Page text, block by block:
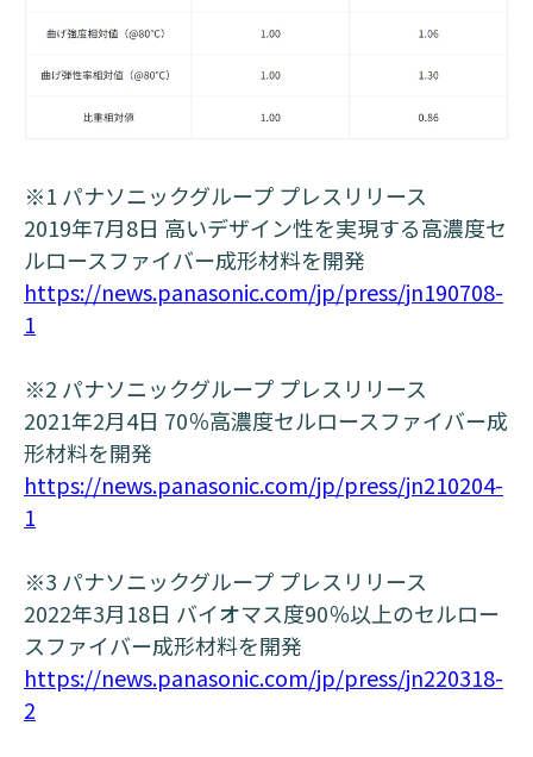
※1 パナソニックグループ プレスリリース
2019年7月8日 高いデザイン性を実現する高濃度セ
ルロースファイバー成形材料を開発
https://news.panasonic.com/jp/press/jn190708-
1
※2 パナソニックグループ プレスリリース
2021年2月4日 70％高濃度セルロースファイバー成
形材料を開発
https://news.panasonic.com/jp/press/jn210204-
1
※3 パナソニックグループ プレスリリース
2022年3月18日 バイオマス度90％以上のセルロー
スファイバー成形材料を開発
https://news.panasonic.com/jp/press/jn220318-
2